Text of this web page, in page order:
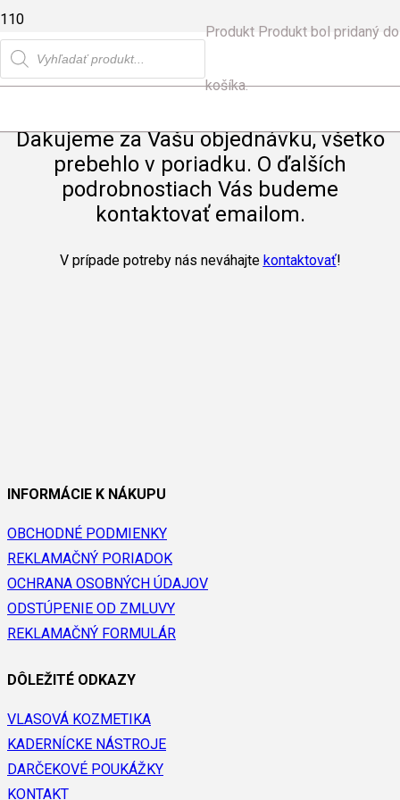
Products
search
Produkt Produkt bol pridaný do
košíka.
Ďakujeme za Vašu objednávku, všetko
prebehlo v poriadku. O ďalších
podrobnostiach Vás budeme
kontaktovať emailom.
V prípade potreby nás neváhajte kontaktovať!
INFORMÁCIE K NÁKUPU
OBCHODNÉ PODMIENKY
REKLAMAČNÝ PORIADOK
OCHRANA OSOBNÝCH ÚDAJOV
ODSTÚPENIE OD ZMLUVY
REKLAMAČNÝ FORMULÁR
DÔLEŽITÉ ODKAZY
VLASOVÁ KOZMETIKA
KADERNÍCKE NÁSTROJE
DARČEKOVÉ POUKÁŽKY
KONTAKT